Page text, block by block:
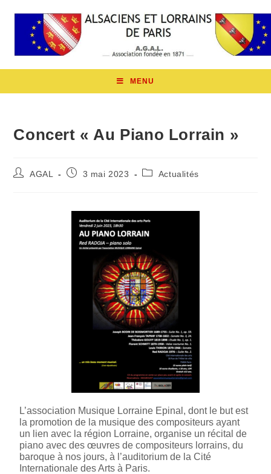
MENU
Concert « Au Piano Lorrain »
AGAL 3 mai 2023 Actualités
L’association Musique Lorraine Epinal, dont le but est
la promotion de la musique des compositeurs ayant
un lien avec la région Lorraine, organise un récital de
piano avec des œuvres de compositeurs lorrains, du
baroque à nos jours, à l’auditorium de la Cité
Internationale des Arts à Paris.